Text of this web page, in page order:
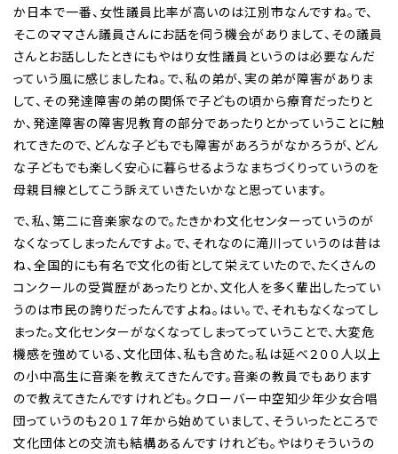
か日本で一番、女性議員比率が高いのは江別市なんですね。で、
そこのママさん議員さんにお話を伺う機会がありまして、その議員
さんとお話ししたときにもやはり女性議員というのは必要なんだ
っていう風に感じましたね。で、私の弟が、実の弟が障害がありま
して、その発達障害の弟の関係で子どもの頃から療育だったりと
か、発達障害の障害児教育の部分であったりとかっていうことに触
れてきたので、どんな子どもでも障害があろうがなかろうが、どん
な子どもでも楽しく安心に暮らせるようなまちづくりっていうのを
母親目線としてこう訴えていきたいかなと思っています。
で、私、第二に音楽家なので。たきかわ文化センターっていうのが
なくなってしまったんですよ。で、それなのに滝川っていうのは昔は
ね、全国的にも有名で文化の街として栄えていたので、たくさんの
コンクールの受賞歴があったりとか、文化人を多く輩出したってい
うのは市民の誇りだったんですよね。はい。で、それもなくなってし
まった。文化センターがなくなってしまってっていうことで、大変危
機感を強めている、文化団体、私も含めた。私は延べ２００人以上
の小中高生に音楽を教えてきたんです。音楽の教員でもあります
ので教えてきたんですけれども。クローバー中空知少年少女合唱
団っていうのも２０１７年から始めていまして、そういったところで
文化団体との交流も結構あるんですけれども。やはりそういうの